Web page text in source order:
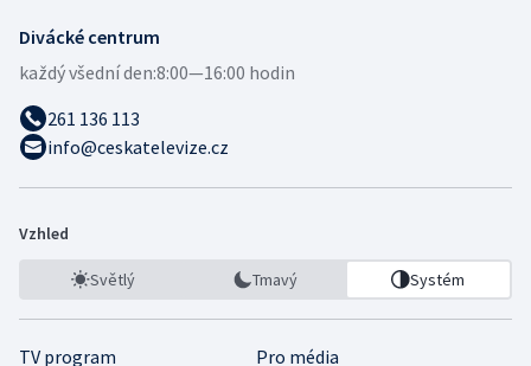
Divácké centrum
každý všední den:8:00—16:00 hodin
261 136 113
info@ceskatelevize.cz
Vzhled
Světlý Tmavý Systém
TV program Pro média